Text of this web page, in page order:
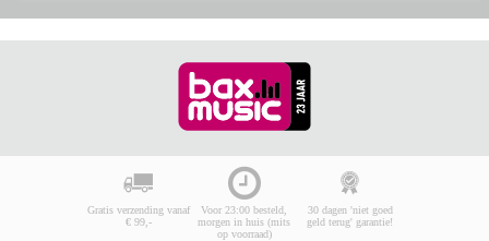
Gratis verzending vanaf
€ 99,-
Voor 23:00 besteld,
morgen in huis (mits
op voorraad)
30 dagen 'niet goed
geld terug' garantie!